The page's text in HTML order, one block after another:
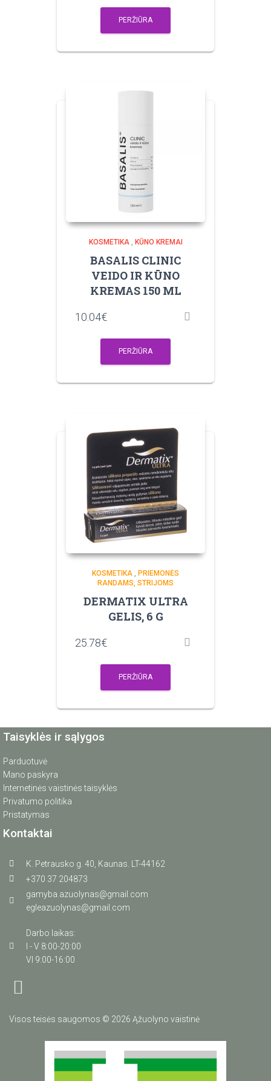
PERŽIŪRA
KOSMETIKA, KŪNO KREMAI
BASALIS CLINIC
VEIDO IR KŪNO
KREMAS 150 ML
10.04€
PERŽIŪRA
KOSMETIKA , PRIEMONĖS
RANDAMS, STRIJOMS
DERMATIX ULTRA
GELIS, 6 G
25.78€
PERŽIŪRA
Taisyklės ir sąlygos
Parduotuvė
Mano paskyra
Internetinės vaistinės taisyklės
Privatumo politika
Pristatymas
Kontaktai
K. Petrausko g. 40, Kaunas. LT-44162
+370 37 204873
gamyba.azuolynas@gmail.com
egleazuolynas@gmail.com
Darbo laikas:
I - V 8:00-20:00
VI 9:00-16:00
Visos teisės saugomos © 2026 Ąžuolyno vaistinė